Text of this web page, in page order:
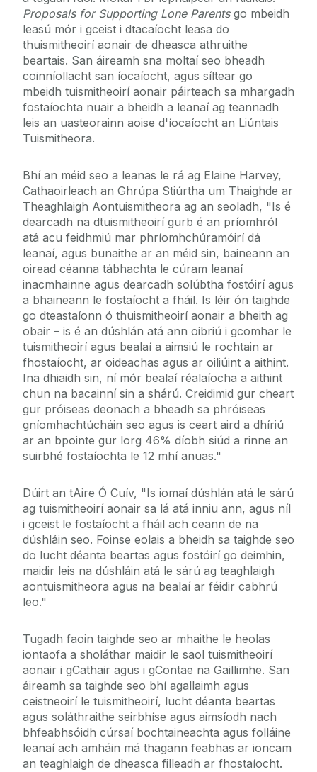
Proposals for Supporting Lone Parentsgo mbeidh
leasú mór i gceist i dtacaíocht leasa do
thuismitheoirí aonair de dheasca athruithe
beartais. San áireamh sna moltaí seo bheadh
coinníollacht san íocaíocht, agus síltear go
mbeidh tuismitheoirí aonair páirteach sa mhargadh
fostaíochta nuair a bheidh a leanaí ag teannadh
leis an uasteorainn aoise d'íocaíocht an Liúntais
Tuismitheora.
Bhí an méid seo a leanas le rá ag Elaine Harvey,
Cathaoirleach an Ghrúpa Stiúrtha um Thaighde ar
Theaghlaigh Aontuismitheora ag an seoladh, "Is é
dearcadh na dtuismitheoirí gurb é an príomhról
atá acu feidhmiú mar phríomhchúramóirí dá
leanaí, agus bunaithe ar an méid sin, baineann an
oiread céanna tábhachta le cúram leanaí
inacmhainne agus dearcadh solúbtha fostóirí agus
a bhaineann le fostaíocht a fháil. Is léir ón taighde
go dteastaíonn ó thuismitheoirí aonair a bheith ag
obair – is é an dúshlán atá ann oibriú i gcomhar le
tuismitheoirí agus bealaí a aimsiú le rochtain ar
fhostaíocht, ar oideachas agus ar oiliúint a aithint.
Ina dhiaidh sin, ní mór bealaí réalaíocha a aithint
chun na bacainní sin a shárú. Creidimid gur cheart
gur próiseas deonach a bheadh sa phróiseas
gníomhachtúcháin seo agus is ceart aird a dhíriú
ar an bpointe gur lorg 46% díobh siúd a rinne an
suirbhé fostaíochta le 12 mhí anuas."
Dúirt an tAire Ó Cuív, "Is iomaí dúshlán atá le sárú
ag tuismitheoirí aonair sa lá atá inniu ann, agus níl
i gceist le fostaíocht a fháil ach ceann de na
dúshláin seo. Foinse eolais a bheidh sa taighde seo
do lucht déanta beartas agus fostóirí go deimhin,
maidir leis na dúshláin atá le sárú ag teaghlaigh
aontuismitheora agus na bealaí ar féidir cabhrú
leo."
Tugadh faoin taighde seo ar mhaithe le heolas
iontaofa a sholáthar maidir le saol tuismitheoirí
aonair i gCathair agus i gContae na Gaillimhe. San
áireamh sa taighde seo bhí agallaimh agus
ceistneoirí le tuismitheoirí, lucht déanta beartas
agus soláthraithe seirbhíse agus aimsíodh nach
bhfeabhsóidh cúrsaí bochtaineachta agus folláine
leanaí ach amháin má thagann feabhas ar ioncam
an teaghlaigh de dheasca filleadh ar fhostaíocht.